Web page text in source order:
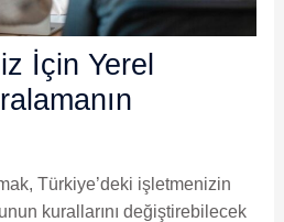
İçin Yerel
Türkiye’deki işletmenizin
kurallarını değiştirebilecek